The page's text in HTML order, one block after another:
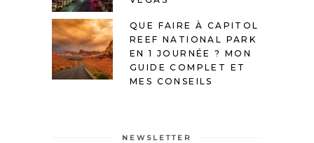
QUE FAIRE À CAPITOL
REEF NATIONAL PARK
EN 1 JOURNÉE ? MON
GUIDE COMPLET ET
MES CONSEILS
NEWSLETTER